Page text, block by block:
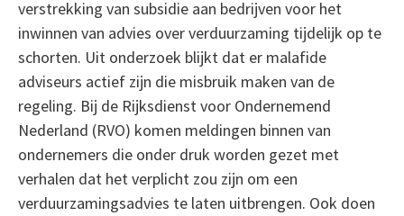
verstrekking van subsidie aan bedrijven voor het
inwinnen van advies over verduurzaming tijdelijk op te
schorten. Uit onderzoek blijkt dat er malafide
adviseurs actief zijn die misbruik maken van de
regeling. Bij de Rijksdienst voor Ondernemend
Nederland (RVO) komen meldingen binnen van
ondernemers die onder druk worden gezet met
verhalen dat het verplicht zou zijn om een
verduurzamingsadvies te laten uitbrengen. Ook doen